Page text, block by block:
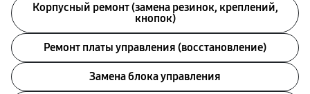
Корпусный ремонт (замена резинок, креплений,
кнопок)
Ремонт платы управления (восстановление)
Замена блока управления